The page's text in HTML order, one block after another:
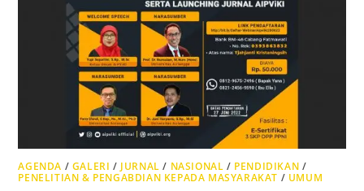
AGENDA / GALERI / JURNAL / NASIONAL / PENDIDIKAN /
PENELITIAN & PENGABDIAN KEPADA MASYARAKAT / UMUM